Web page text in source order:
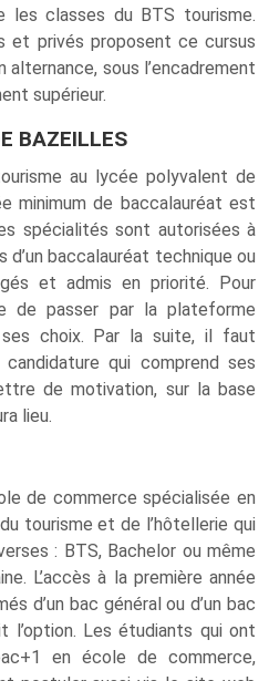
les classes du BTS tourisme.
et privés proposent ce cursus
sous l’encadrement
supérieur.
BAZEILLES
au lycée polyvalent de
minimum de baccalauréat est
spécialités sont autorisées à
d’un baccalauréat technique ou
et admis en priorité. Pour
de passer par la plateforme
ses choix. Par la suite, il faut
qui comprend ses
de motivation, sur la base
lieu.
de commerce spécialisée en
tourisme et de l’hôtellerie qui
: BTS, Bachelor ou même
L’accès à la première année
d’un bac général ou d’un bac
l’option. Les étudiants qui ont
en école de commerce,